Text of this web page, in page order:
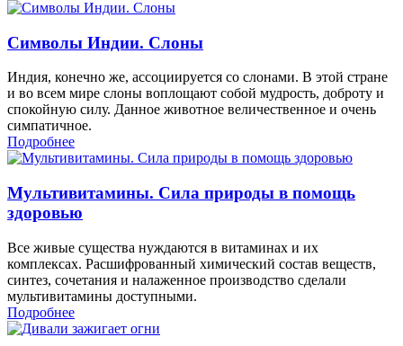
Символы Индии. Слоны
Индия, конечно же, ассоциируется со слонами. В этой стране
и во всем мире слоны воплощают собой мудрость, доброту и
спокойную силу. Данное животное величественное и очень
симпатичное.
Подробнее
Мультивитамины. Сила природы в помощь
здоровью
Все живые существа нуждаются в витаминах и их
комплексах. Расшифрованный химический состав веществ,
синтез, сочетания и налаженное производство сделали
мультивитамины доступными.
Подробнее